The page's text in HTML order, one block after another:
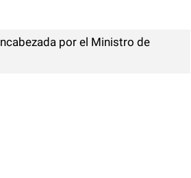
por el Ministro de